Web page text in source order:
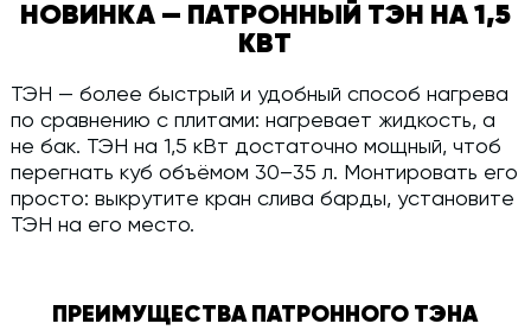
НОВИНКА — ПАТРОННЫЙ ТЭН НА 1,5
КВТ
ТЭН — более быстрый и удобный способ нагрева
по сравнению с плитами: нагревает жидкость, а
не бак. ТЭН на 1,5 кВт достаточно мощный, чтоб
перегнать куб объёмом 30–35 л. Монтировать его
просто: выкрутите кран слива барды, установите
ТЭН на его место.
ПРЕИМУЩЕСТВА ПАТРОННОГО ТЭНА